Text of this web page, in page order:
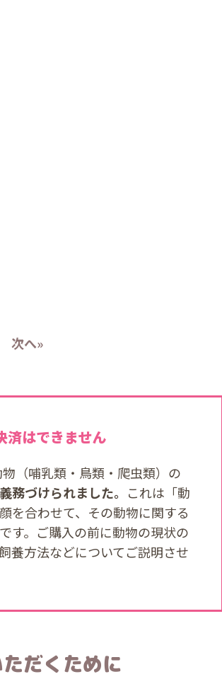
次へ»
済はできません
（哺乳類・鳥類・爬虫類）の
務づけられました。 これは「動
を合わせて、その動物に関する
す。ご購入の前に動物の現状の
養方法などについてご説明させ
だくために